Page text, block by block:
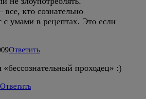
кто сознательно
с умами в рецептах. Это если
Ответить
проходец» :)
Ответить